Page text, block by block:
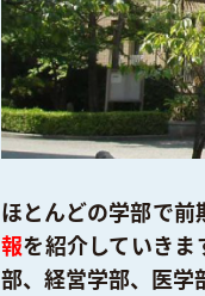
ほとんどの学部で
報を紹介していき
部、経営学部、医学